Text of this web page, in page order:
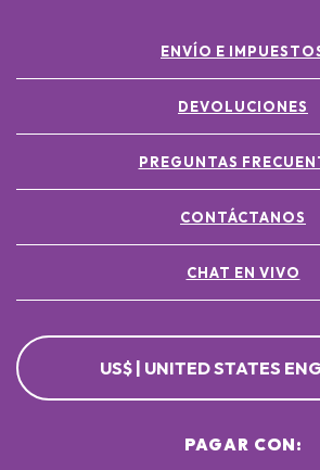
ENVÍO E
DEVOLUCIONES
PREGUNTAS
CONTÁCTANOS
CHAT EN VIVO
US$ | UNITED STATES
PAGAR CON: